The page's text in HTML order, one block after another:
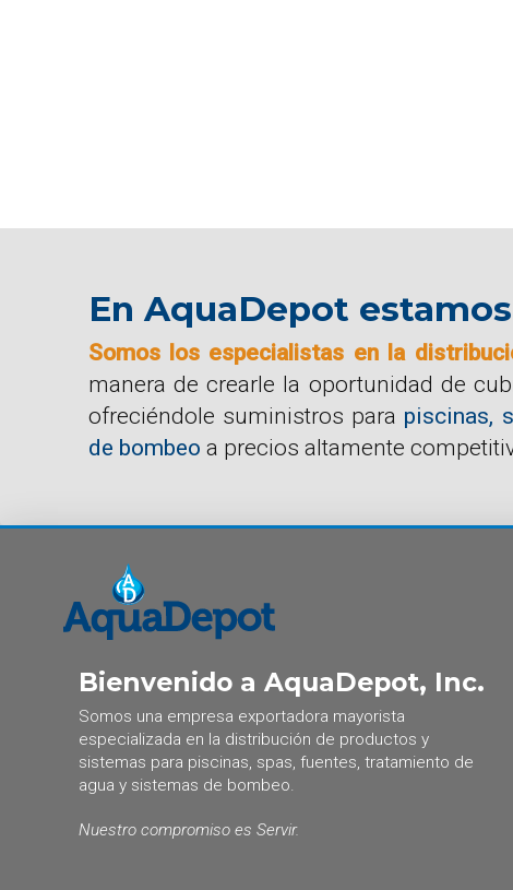
En AquaDepot
Somos los especialistas en la
manera de crearle la oportunidad de
ofreciéndole suministros para piscinas,
de bombeo a precios altamente
Bienvenido a AquaDepot, Inc.
Somos una empresa exportadora mayorista
especializada en la distribución de productos y
sistemas para piscinas, spas, fuentes, tratamiento de
agua y sistemas de bombeo.
Nuestro compromiso es Servir.